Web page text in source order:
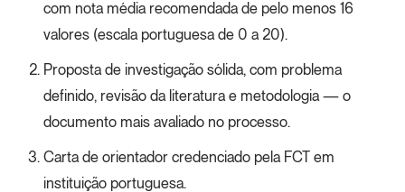
com nota média recomendada de pelo menos 16
valores (escala portuguesa de 0 a 20).
Proposta de investigação sólida, com problema
definido, revisão da literatura e metodologia — o
documento mais avaliado no processo.
Carta de orientador credenciado pela FCT em
instituição portuguesa.